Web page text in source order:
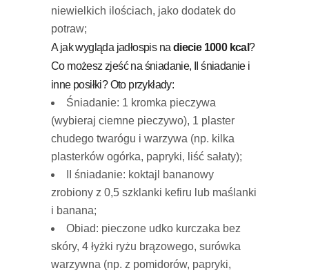
niewielkich ilościach, jako dodatek do
potraw;
A jak wygląda jadłospis na diecie 1000 kcal ?
Co możesz zjeść na śniadanie, II śniadanie i
inne posiłki? Oto przykłady:
Śniadanie: 1 kromka pieczywa
(wybieraj ciemne pieczywo), 1 plaster
chudego twarógu i warzywa (np. kilka
plasterków ogórka, papryki, liść sałaty);
II śniadanie: koktajl bananowy
zrobiony z 0,5 szklanki kefiru lub maślanki
i banana;
Obiad: pieczone udko kurczaka bez
skóry, 4 łyżki ryżu brązowego, surówka
warzywna (np. z pomidorów, papryki,